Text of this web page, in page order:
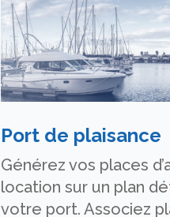
Port de plaisance
Générez vos places
location sur un plan
votre port. Associez